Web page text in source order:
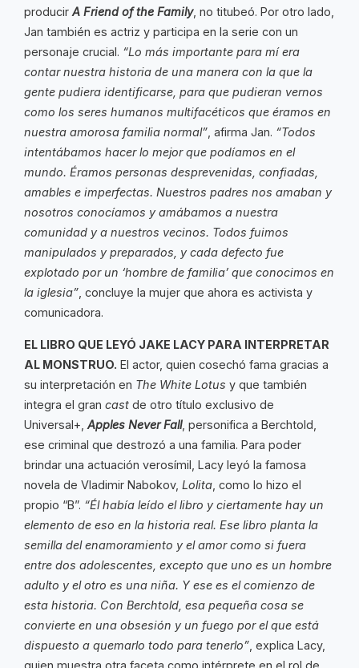
producirA Friend of the Family, no titubeó. Por otro lado,
Jan también es actriz y participa en la serie con un
personaje crucial. “Lo más importante para mí era
contar nuestra historia de una manera con la que la
gente pudiera identificarse, para que pudieran vernos
como los seres humanos multifacéticos que éramos en
nuestra amorosa familia normal”, afirma Jan. “Todos
intentábamos hacer lo mejor que podíamos en el
mundo. Éramos personas desprevenidas, confiadas,
amables e imperfectas. Nuestros padres nos amaban y
nosotros conocíamos y amábamos a nuestra
comunidad y a nuestros vecinos. Todos fuimos
manipulados y preparados, y cada defecto fue
explotado por un ‘hombre de familia’ que conocimos en
la iglesia”, concluye la mujer que ahora es activista y
comunicadora.
EL LIBRO QUE LEYÓ JAKE LACY PARA INTERPRETAR
AL MONSTRUO. El actor, quien cosechó fama gracias a
su interpretación en The White Lotus y que también
integra el gran cast de otro título exclusivo de
Universal+,Apples Never Fall, personifica a Berchtold,
ese criminal que destrozó a una familia. Para poder
brindar una actuación verosímil, Lacy leyó la famosa
novela de Vladimir Nabokov, Lolita, como lo hizo el
propio “B”. “Él había leído el libro y ciertamente hay un
elemento de eso en la historia real. Ese libro planta la
semilla del enamoramiento y el amor como si fuera
entre dos adolescentes, excepto que uno es un hombre
adulto y el otro es una niña. Y ese es el comienzo de
esta historia. Con Berchtold, esa pequeña cosa se
convierte en una obsesión y un fuego por el que está
dispuesto a quemarlo todo para tenerlo”, explica Lacy,